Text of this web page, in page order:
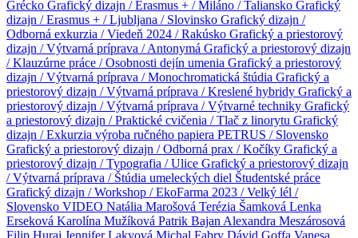
Grécko Grafický dizajn / Erasmus + / Miláno / Taliansko Grafický
dizajn / Erasmus + / Ljubljana / Slovinsko Grafický dizajn /
Odborná exkurzia / Viedeň 2024 / Rakúsko Grafický a priestorový
dizajn / Výtvarná príprava / Antonymá Grafický a priestorový dizajn
/ Klauzúrne práce / Osobnosti dejín umenia Grafický a priestorový
dizajn / Výtvarná príprava / Monochromatická štúdia Grafický a
priestorový dizajn / Výtvarná príprava / Kreslené hybridy Grafický a
priestorový dizajn / Výtvarná príprava / Výtvarné techniky Grafický
a priestorový dizajn / Praktické cvičenia / Tlač z linorytu Grafický
dizajn / Exkurzia výroba ručného papiera PETRUS / Slovensko
Grafický a priestorový dizajn / Odborná prax / Kočíky Grafický a
priestorový dizajn / Typografia / Ulice Grafický a priestorový dizajn
/ Výtvarná príprava / Štúdia umeleckých diel Študentské práce
Grafický dizajn / Workshop / EkoFarma 2023 / Velký lél /
Slovensko VIDEO Natália Marošová Terézia Šamková Lenka
Erseková Karolína Mužíková Patrik Bajan Alexandra Meszárosová
Filip Huraj Jennifer Lakyová Michal Fabry Dávid Goffa Vanesa